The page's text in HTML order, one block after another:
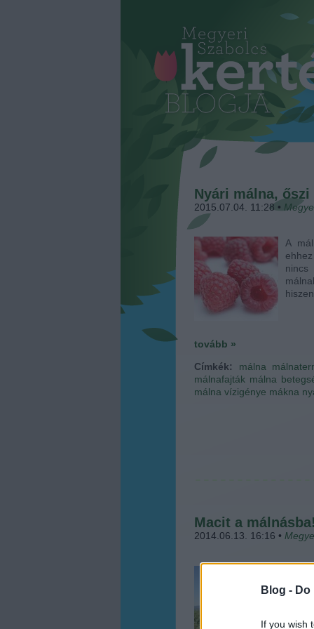
Blog -
If you wish
Nyári málna, őszi
2015.07.04. 11:28 •
A
tovább »
Címkék: málna
málnafajták málna
málna vízigénye mákna
Macit a málnásba!
2014.06.13. 16:16 •
a